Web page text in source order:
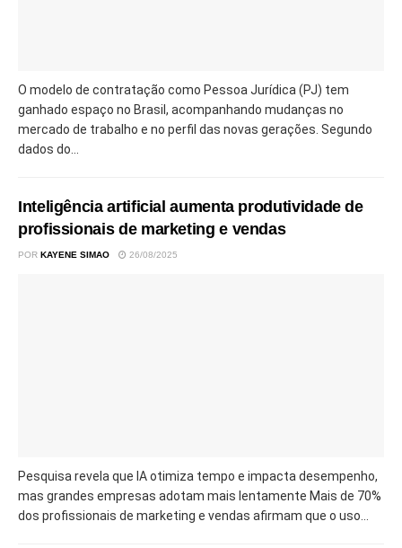
O modelo de contratação como Pessoa Jurídica (PJ) tem
ganhado espaço no Brasil, acompanhando mudanças no
mercado de trabalho e no perfil das novas gerações. Segundo
dados do...
Inteligência artificial aumenta produtividade de
profissionais de marketing e vendas
POR KAYENE SIMAO 26/08/2025
Pesquisa revela que IA otimiza tempo e impacta desempenho,
mas grandes empresas adotam mais lentamente Mais de 70%
dos profissionais de marketing e vendas afirmam que o uso...